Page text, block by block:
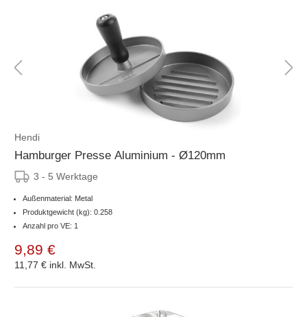
Hendi
Hamburger Presse Aluminium - Ø120mm
3 - 5 Werktage
Außenmaterial: Metal
Produktgewicht (kg): 0.258
Anzahl pro VE: 1
9,89 €
11,77 € inkl. MwSt.